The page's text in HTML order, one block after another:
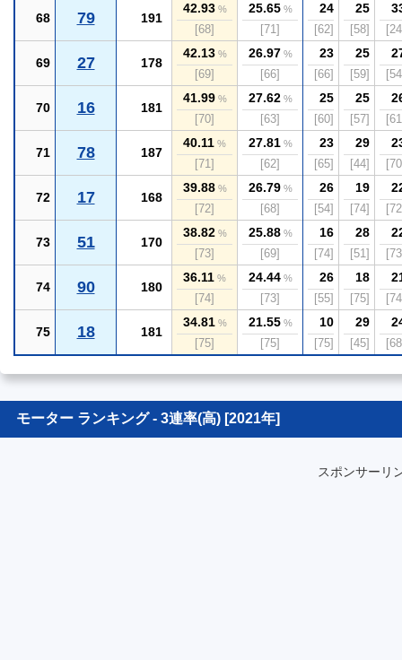
68 79 191
42.93%
[68]
25.65%
[71]
24
[62]
25
[58]
69 27 178
42.13%
[69]
26.97%
[66]
23
[66]
25
[59]
70 16 181
41.99%
[70]
27.62%
[63]
25
[60]
25
[57]
71 78 187
40.11 %
[71]
27.81%
[62]
23
[65]
29
[44]
72 17 168
39.88%
[72]
26.79%
[68]
26
[54]
19
[74]
73 51 170
38.82%
[73]
25.88%
[69]
16
[74]
28
[51]
74 90 180
36.11 %
[74]
24.44%
[73]
26
[55]
18
[75]
75 18 181
34.81%
[75]
21.55%
[75]
10
[75]
29
[45]
モーター ランキング - 3連率(高) [2021年]
スポンサーリ